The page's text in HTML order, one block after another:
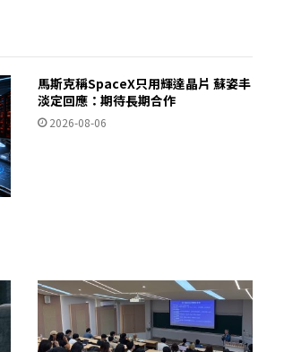
馬斯克稱SpaceX只用輝達晶片 蘇姿丰
淡定回應：期待長期合作
2026-08-06